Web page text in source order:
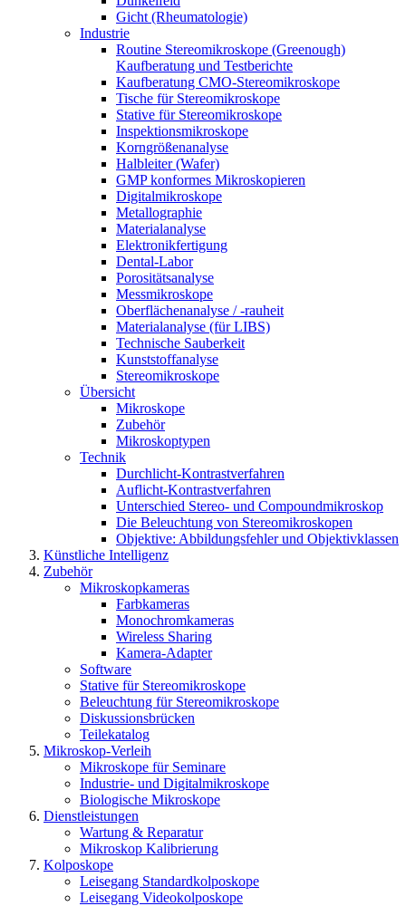
Gicht (Rheumatologie)
Industrie
Routine Stereomikroskope (Greenough)
Kaufberatung und Testberichte
Kaufberatung CMO-Stereomikroskope
Tische für Stereomikroskope
Stative für Stereomikroskope
Inspektionsmikroskope
Korngrößenanalyse
Halbleiter (Wafer)
GMP konformes Mikroskopieren
Digitalmikroskope
Metallographie
Materialanalyse
Elektronikfertigung
Dental-Labor
Porositätsanalyse
Messmikroskope
Oberflächenanalyse / -rauheit
Materialanalyse (für LIBS)
Technische Sauberkeit
Kunststoffanalyse
Stereomikroskope
Übersicht
Mikroskope
Zubehör
Mikroskoptypen
Technik
Durchlicht-Kontrastverfahren
Auflicht-Kontrastverfahren
Unterschied Stereo- und Compoundmikroskop
Die Beleuchtung von Stereomikroskopen
Objektive: Abbildungsfehler und Objektivklassen
Künstliche Intelligenz
Zubehör
Mikroskopkameras
Farbkameras
Monochromkameras
Wireless Sharing
Kamera-Adapter
Software
Stative für Stereomikroskope
Beleuchtung für Stereomikroskope
Diskussionsbrücken
Teilekatalog
Mikroskop-Verleih
Mikroskope für Seminare
Industrie- und Digitalmikroskope
Biologische Mikroskope
Dienstleistungen
Wartung & Reparatur
Mikroskop Kalibrierung
Kolposkope
Leisegang Standardkolposkope
Leisegang Videokolposkope